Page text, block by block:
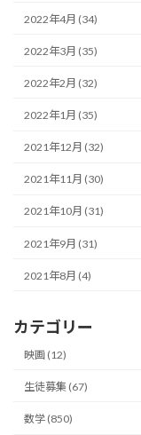
2022年4月 (34)
2022年3月 (35)
2022年2月 (32)
2022年1月 (35)
2021年12月 (32)
2021年11月 (30)
2021年10月 (31)
2021年9月 (31)
2021年8月 (4)
カテゴリー
映画 (12)
生徒募集 (67)
数学 (850)